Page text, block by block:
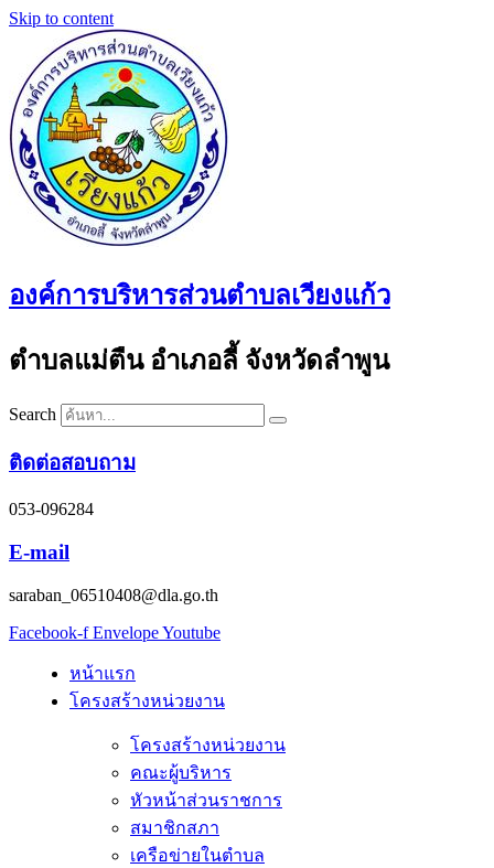
Skip to content
องค์การบริหารส่วนตำบลเวียงแก้ว
ตำบลแม่ตืน อำเภอลี้ จังหวัดลำพูน
Search
ติดต่อสอบถาม
053-096284
E-mail
saraban_06510408@dla.go.th
Facebook-f EnvelopeYoutube
หน้าแรก
โครงสร้างหน่วยงาน
โครงสร้างหน่วยงาน
คณะผู้บริหาร
หัวหน้าส่วนราชการ
สมาชิกสภา
เครือข่ายในตำบล